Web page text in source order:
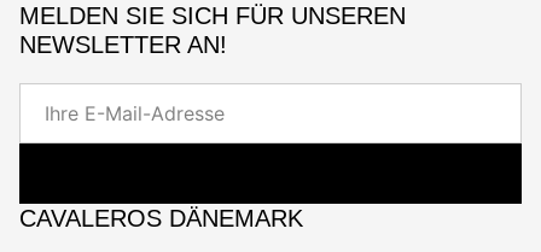
MELDEN SIE SICH FÜR UNSEREN
NEWSLETTER AN!
E-
Mail
CAVALEROS DÄNEMARK